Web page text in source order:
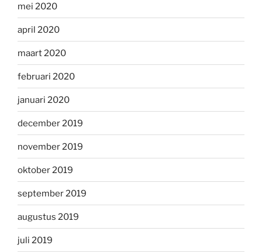
mei 2020
april 2020
maart 2020
februari 2020
januari 2020
december 2019
november 2019
oktober 2019
september 2019
augustus 2019
juli 2019